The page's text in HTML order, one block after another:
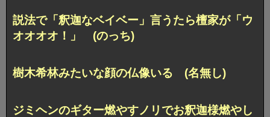
説法で「釈迦なベイベー」言うたら檀家が「ウ
オオオオ！」 (のっち)
樹木希林みたいな顔の仏像いる (名無し)
ジミヘンのギター燃やすノリでお釈迦様燃やし